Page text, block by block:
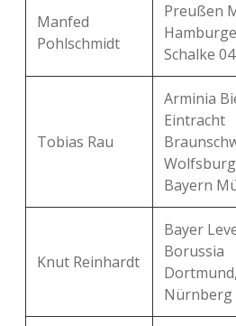
Manfed
Pohlschmidt
Preußen
Schalke 04
Tobias Rau
Arminia
Eintracht
Bayern
Knut Reinhardt
Bayer
Borussia
Nürnberg